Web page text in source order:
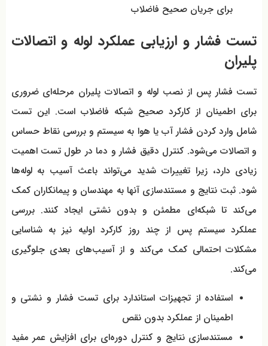
برای جریان صحیح فاضلاب
تست فشار و ارزیابی عملکرد لوله و اتصالات
پلیران
تست فشار پس از نصب لوله و اتصالات پلیران مرحله‌ای ضروری
برای اطمینان از کارکرد صحیح شبکه فاضلاب است. این تست
شامل وارد کردن فشار آب یا هوا به سیستم و بررسی نقاط حساس
و اتصالات می‌شود. کنترل دقیق فشار و دما در طول تست اهمیت
زیادی دارد، زیرا تغییرات شدید می‌تواند باعث آسیب به لوله‌ها
شود. ثبت نتایج و مستندسازی آنها به مهندسان و پیمانکاران کمک
می‌کند تا شبکه‌ای مطمئن و بدون نشتی ایجاد کنند. بررسی
عملکرد سیستم پس از چند روز کارکرد اولیه نیز به شناسایی
مشکلات احتمالی کمک می‌کند و از آسیب‌های بعدی جلوگیری
می‌کند.
استفاده از تجهیزات استاندارد برای تست فشار و نشتی و
اطمینان از عملکرد بدون نقص
مستندسازی نتایج و کنترل دوره‌ای برای افزایش عمر مفید